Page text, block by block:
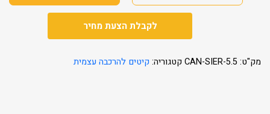
לקבלת הצעת מחיר
מק"ט: CAN-SIER-5.5 קטגוריה: קיטים להרכבה עצמית